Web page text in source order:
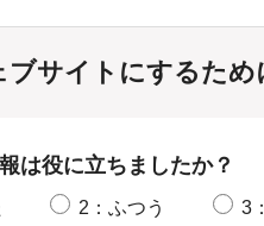
ブサイトにするた
は役に立ちましたか？
2：ふつう 3